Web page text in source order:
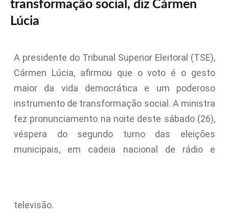
transformação social, diz Cármen
Lúcia
A presidente do Tribunal Superior Eleitoral (TSE),
Cármen Lúcia, afirmou que o voto é o gesto
maior da vida democrática e um poderoso
instrumento de transformação social. A ministra
fez pronunciamento na noite deste sábado (26),
véspera do segundo turno das eleições
municipais, em cadeia nacional de rádio e
televisão.